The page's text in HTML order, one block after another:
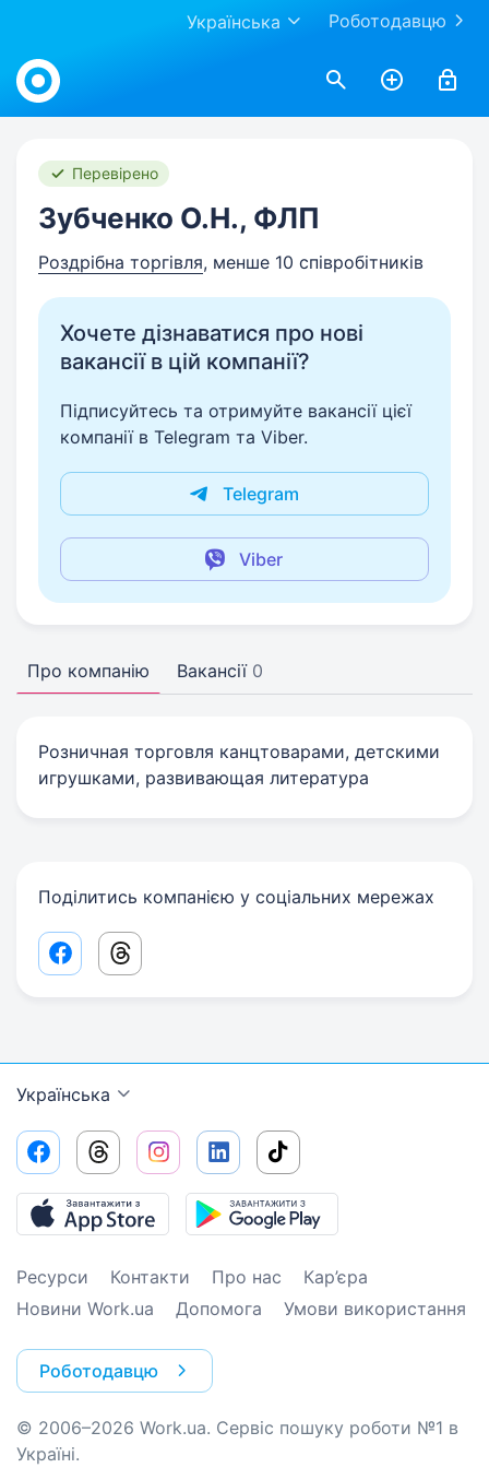
Роботодавцю
Українська
Work.ua
Перевірено
Зубченко О.Н., ФЛП
Роздрібна торгівля, менше 10 співробітників
Хочете дізнаватися про нові
вакансії в цій компанії?
Підписуйтесь та отримуйте вакансії цієї
компанії в Telegram та Viber.
Telegram
Viber
Про компанію Вакансії 0
Розничная торговля канцтоварами, детскими
игрушками, развивающая литература
Поділитись компанією у соціальних мережах
Facebook share link
Threads share link
Українська
Ресурси Контакти Про нас
Кар’єра
Новини Work.ua
Допомога Умови використання
Роботодавцю
© 2006–2026 Work.ua. Сервіс пошуку роботи №1 в
Україні.